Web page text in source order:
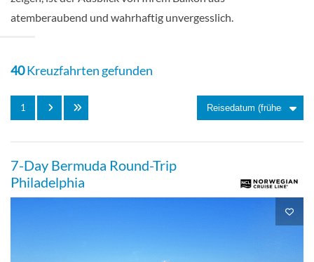
Solo Balkonkabine-[BT]
Deck 08
atemberaubend und wahrhaftig unvergesslich.
40Kreuzfahrten gefunden
1
7-Day Bermuda Round-Trip
Philadelphia